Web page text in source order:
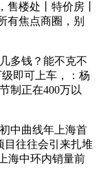
楼处丨特价房丨
有焦点商圈，别
多钱？能不克不
即可上车，：杨
制正在400万以
中曲线年上海首
目往往会引来扎堆
海中环内销量前